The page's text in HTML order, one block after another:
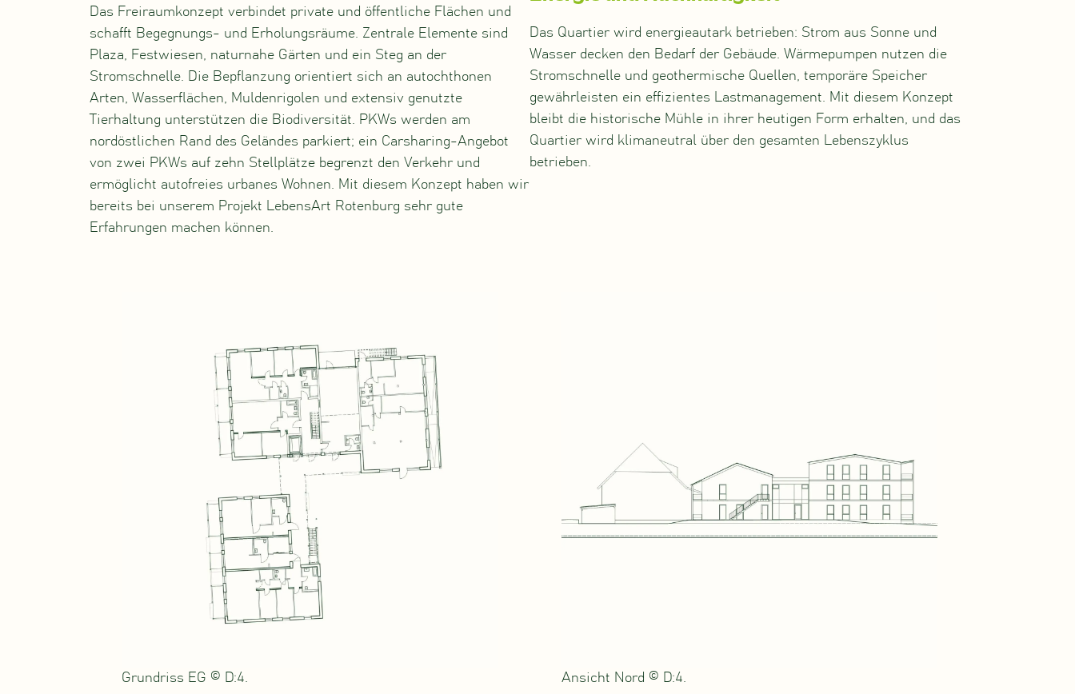
Das Freiraumkonzept verbindet private und öffentliche Flächen und
schafft Begegnungs- und Erholungsräume. Zentrale Elemente sind
Plaza, Festwiesen, naturnahe Gärten und ein Steg an der
Stromschnelle. Die Bepflanzung orientiert sich an autochthonen
Arten, Wasserflächen, Muldenrigolen und extensiv genutzte
Tierhaltung unterstützen die Biodiversität. PKWs werden am
nordöstlichen Rand des Geländes parkiert; ein Carsharing-Angebot
von zwei PKWs auf zehn Stellplätze begrenzt den Verkehr und
ermöglicht autofreies urbanes Wohnen. Mit diesem Konzept haben wir
bereits bei unserem Projekt LebensArt Rotenburg sehr gute
Erfahrungen machen können.
Das Quartier wird energieautark betrieben: Strom aus Sonne und
Wasser decken den Bedarf der Gebäude. Wärmepumpen nutzen die
Stromschnelle und geothermische Quellen, temporäre Speicher
gewährleisten ein effizientes Lastmanagement. Mit diesem Konzept
bleibt die historische Mühle in ihrer heutigen Form erhalten, und das
Quartier wird klimaneutral über den gesamten Lebenszyklus
betrieben.
Grundriss EG © D:4. Ansicht Nord © D:4.